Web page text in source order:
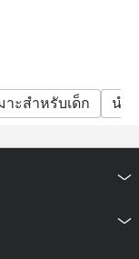
าะสำหรับเด็ก นำ